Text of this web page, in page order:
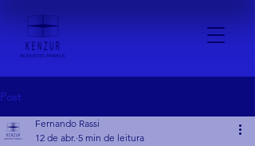
Post
Fernando Rassi
12 de abr. 5 min de leitura